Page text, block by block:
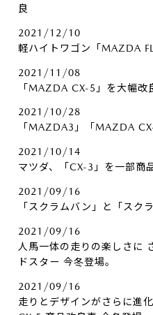
良
2021/12/10
軽ハイトワゴン「MAZDA
2021/11/08
「MAZDA CX-5」を大幅改
2021/10/28
「MAZDA3」「MAZDA
2021/10/14
マツダ、「CX-3」を一部商
2021/09/16
「スクラムバン」と「スク
2021/09/16
人馬一体の走りの楽しさに
ドスター 今冬登場。
2021/09/16
走りとデザインがさらに進